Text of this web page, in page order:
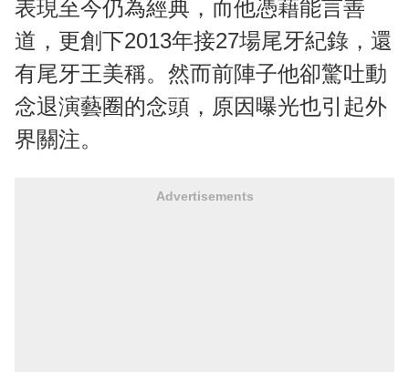
表現至今仍為經典，而他憑藉能言善
道，更創下2013年接27場尾牙紀錄，還
有尾牙王美稱。然而前陣子他卻驚吐動
念退演藝圈的念頭，原因曝光也引起外
界關注。
Advertisements